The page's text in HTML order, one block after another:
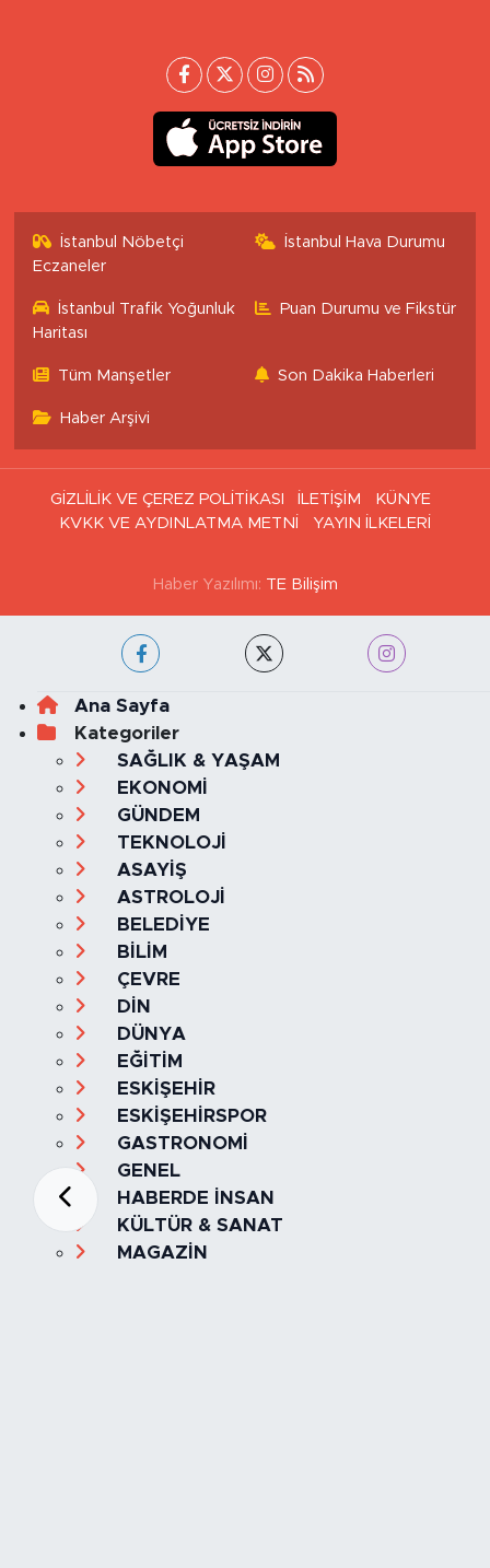
İstanbul Nöbetçi
Eczaneler
İstanbul Hava Durumu
İstanbul Trafik Yoğunluk
Haritası
Puan Durumu ve Fikstür
Tüm Manşetler Son Dakika Haberleri
Haber Arşivi
GİZLİLİK VE ÇEREZ POLİTİKASI İLETİŞİM
KÜNYE
KVKK VE AYDINLATMA METNİ
YAYIN İLKELERİ
Haber Yazılımı: TE Bilişim
Ana Sayfa
Kategoriler
SAĞLIK & YAŞAM
EKONOMİ
GÜNDEM
TEKNOLOJİ
ASAYİŞ
ASTROLOJİ
BELEDİYE
BİLİM
ÇEVRE
DİN
DÜNYA
EĞİTİM
ESKİŞEHİR
ESKİŞEHİRSPOR
GASTRONOMİ
GENEL
HABERDE İNSAN
KÜLTÜR & SANAT
MAGAZİN